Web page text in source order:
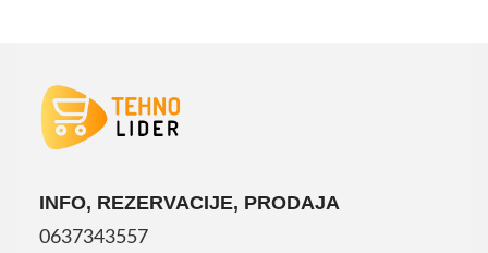
INFO, REZERVACIJE, PRODAJA
0637343557